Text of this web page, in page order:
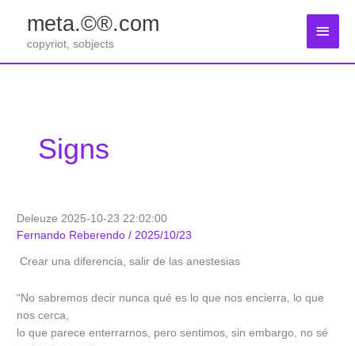
springen
meta.©®.com
copyriot, sobjects
Signs
Deleuze 2025-10-23 22:02:00
Fernando Reberendo/ 2025/10/23
Crear una diferencia, salir de las anestesias
“No sabremos decir nunca qué es lo que nos encierra, lo que
nos cerca,
lo que parece enterrarnos, pero sentimos, sin embargo, no sé